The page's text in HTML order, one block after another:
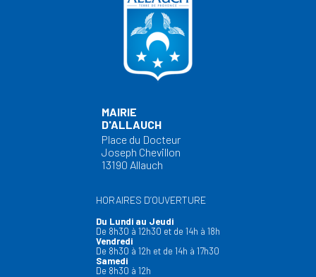
MAIRIE
D'ALLAUCH
Place du Docteur
Joseph Chevillon
13190 Allauch
HORAIRES D’OUVERTURE
Du Lundi au Jeudi
De 8h30 à 12h30 et de 14h à 18h
Vendredi
De 8h30 à 12h et de 14h à 17h30
Samedi
De 8h30 à 12h